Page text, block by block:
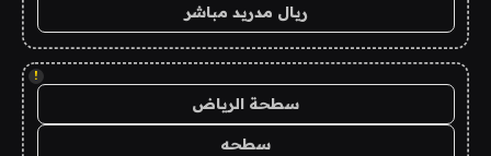
ريال مدريد مباشر
!
سطحة الرياض
سطحه